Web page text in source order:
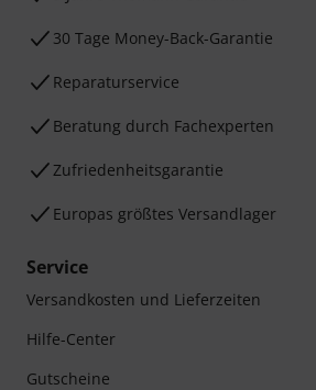
30 Tage Money-Back-Garantie
Reparaturservice
Beratung durch Fachexperten
Zufriedenheitsgarantie
Europas größtes Versandlager
Service
Versandkosten und Lieferzeiten
Hilfe-Center
Gutscheine